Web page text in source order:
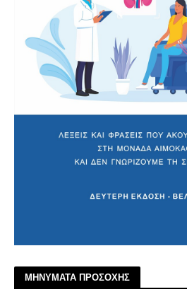
ΜΗΝΥΜΑΤΑ ΠΡΟΣΟΧΗΣ